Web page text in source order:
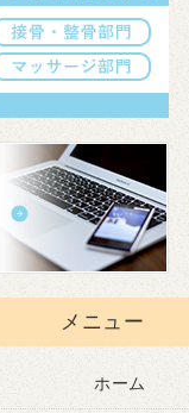
メニュー
ホーム